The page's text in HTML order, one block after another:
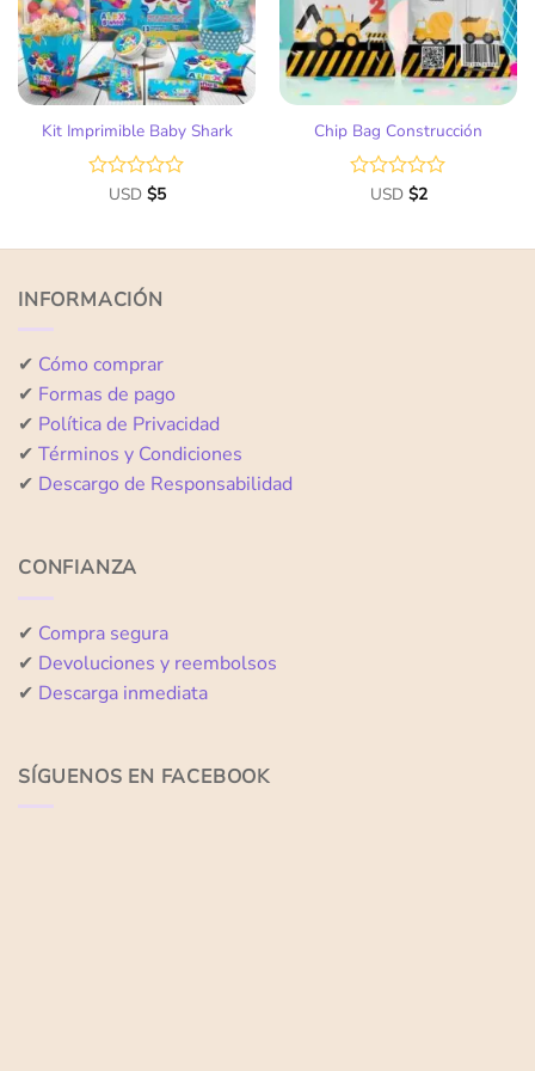
Kit Imprimible Baby Shark
Valorado
de
USD $5
Chip Bag Construcción
Valorado
de
USD $2
INFORMACIÓN
✔ Cómo comprar
✔ Formas de pago
✔ Política de Privacidad
✔ Términos y Condiciones
✔ Descargo de Responsabilidad
CONFIANZA
✔ Compra segura
✔ Devoluciones y reembolsos
✔ Descarga inmediata
SÍGUENOS EN FACEBOOK